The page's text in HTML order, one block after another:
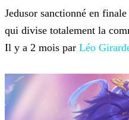
Jedusor sanctionné en
qui divise totalement la
Il y a 2 mois par Léo